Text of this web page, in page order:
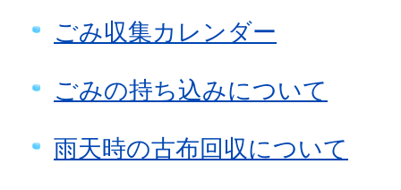
ごみ収集カレンダー
ごみの持ち込みについて
雨天時の古布回収について